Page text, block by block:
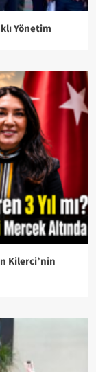
Yönetim
Kilerci’nin